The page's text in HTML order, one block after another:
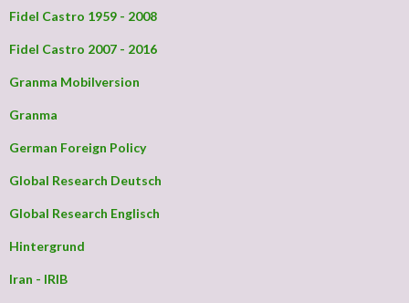
Fidel Castro 1959 - 2008
Fidel Castro 2007 - 2016
Granma Mobilversion
Granma
German Foreign Policy
Global Research Deutsch
Global Research Englisch
Hintergrund
Iran - IRIB